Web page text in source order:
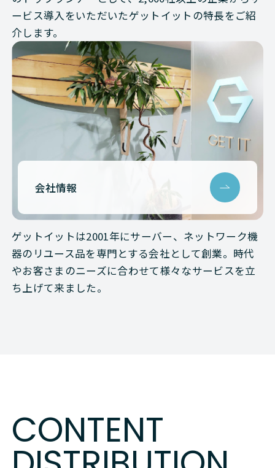
ービス導入をいただいたゲットイットの特長をご紹
介します。
会社情報
ゲットイットは2001年にサーバー、ネットワーク機
器のリユース品を専門とする会社として創業。時代
やお客さまのニーズに合わせて様々なサービスを立
ち上げて来ました。
CONTENT